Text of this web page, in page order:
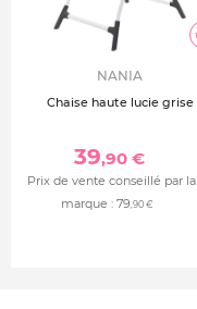
NANIA
Chaise haute lucie grise
39,90 €
Prix de vente conseillé par la
marque : 79,90 €